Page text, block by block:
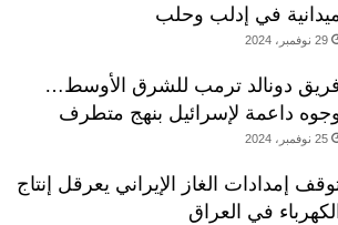
في إدلب وحلب
29 نوفمبر، 2024
دونالد ترمب للشرق الأوسط…
داعمة لإسرائيل بنهج متطرف
25 نوفمبر، 2024
إمدادات الغاز الإيراني يعرقل إنتاج
الكهرباء في العراق